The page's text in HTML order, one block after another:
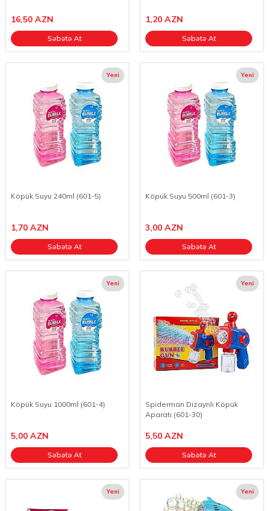
16,50 AZN
Səbətə At
1,20 AZN
Səbətə At
Yeni
Köpük Suyu 240ml (601-5)
1,70 AZN
Səbətə At
Yeni
Köpük Suyu 500ml (601-3)
3,00 AZN
Səbətə At
Yeni
Köpük Suyu 1000ml (601-4)
5,00 AZN
Səbətə At
Yeni
Spiderman Dizaynlı Köpük
Aparatı (601-30)
5,50 AZN
Səbətə At
Yeni Yeni